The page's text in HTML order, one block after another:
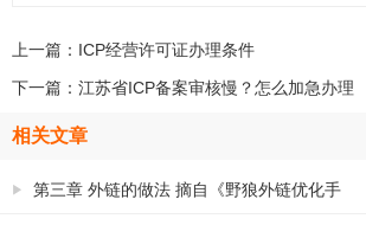
上一篇： ICP经营许可证办理条件
下一篇： 江苏省ICP备案审核慢？怎么加急办理
相关文章
第三章 外链的做法 摘自《野狼外链优化手